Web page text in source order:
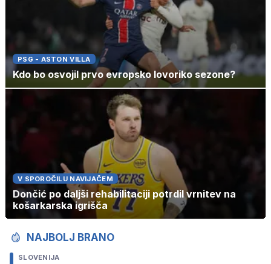
PSG - ASTON VILLA
Kdo bo osvojil prvo evropsko lovoriko sezone?
V SPOROČILU NAVIJAČEM
Dončić po daljši rehabilitaciji potrdil vrnitev na
košarkarska igrišča
NAJBOLJ BRANO
SLOVENIJA